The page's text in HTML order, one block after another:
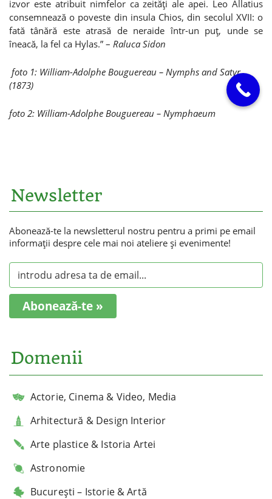
izvor este atribuit nimfelor ca zeităţi ale apei. Leo Allatius
consemnează o poveste din insula Chios, din secolul XVII: o
fată tânără este atrasă de neraide într-un puţ, unde se
îneacă, la fel ca Hylas.” – Raluca Sidon
foto 1: William-Adolphe Bouguereau – Nymphs and Satyr
(1873)
foto 2: William-Adolphe Bouguereau – Nymphaeum
Newsletter
Abonează-te la newsletterul nostru pentru a primi pe email
informaţii despre cele mai noi ateliere şi evenimente!
Abonează-te »
Domenii
Actorie, Cinema & Video, Media
Arhitectură & Design Interior
Arte plastice & Istoria Artei
Astronomie
București – Istorie & Artă